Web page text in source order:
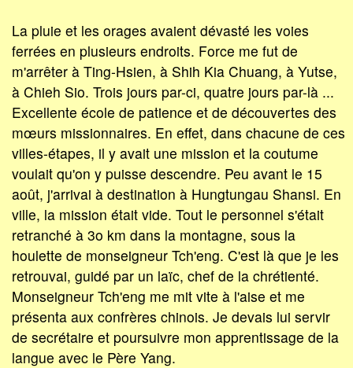
La pluie et les orages avaient dévasté les voies
ferrées en plusieurs endroits. Force me fut de
m'arrêter à Ting-Hsien, à Shih Kia Chuang, à Yutse,
à Chieh Sio. Trois jours par-ci, quatre jours par-là ...
Excellente école de patience et de découvertes des
mœurs missionnaires. En effet, dans chacune de ces
villes-étapes, il y avait une mission et la coutume
voulait qu'on y puisse descendre. Peu avant le 15
août, j'arrivai à destination à Hungtungau Shansi. En
ville, la mission était vide. Tout le personnel s'était
retranché à 3o km dans la montagne, sous la
houlette de monseigneur Tch'eng. C'est là que je les
retrouvai, guidé par un laïc, chef de la chrétienté.
Monseigneur Tch'eng me mit vite à l'aise et me
présenta aux confrères chinois. Je devais lui servir
de secrétaire et poursuivre mon apprentissage de la
langue avec le Père Yang.